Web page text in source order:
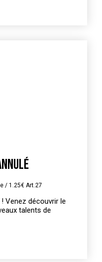
/ 1.25€ Art.27
! Venez découvrir le
talents de